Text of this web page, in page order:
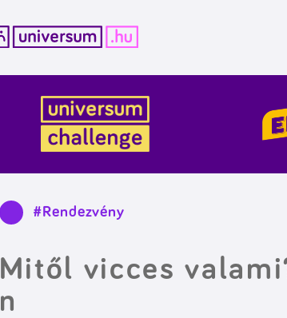
#Rendezvény
Mitől vicces
n